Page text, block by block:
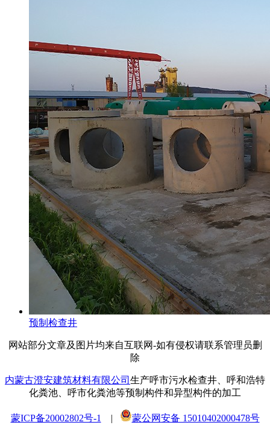
预制检查井
网站部分文章及图片均来自互联网-如有侵权请联系管理员删
除
内蒙古澄安建筑材料有限公司 生产呼市污水检查井、呼和浩特
化粪池、呼市化粪池等预制构件和异型构件的加工
蒙ICP备20002802号-1 | 蒙公网安备 15010402000478号